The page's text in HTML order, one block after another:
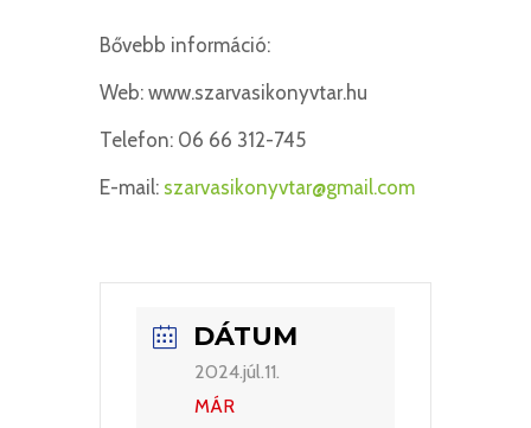
Bővebb információ:
Web: www.szarvasikonyvtar.hu
Telefon: 06 66 312-745
E-mail: szarvasikonyvtar@gmail.com
DÁTUM
2024.júl.11.
MÁR